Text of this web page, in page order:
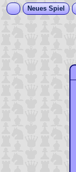
Neues Spiel